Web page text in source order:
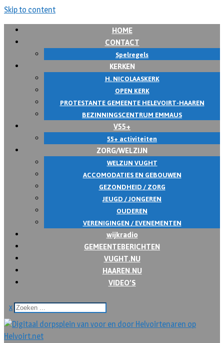
Skip to content
HOME
CONTACT
Spelregels
KERKEN
H. NICOLAASKERK
OPEN KERK
PROTESTANTE GEMEENTE HELEVOIRT-HAAREN
BEZINNINGSCENTRUM EMMAUS
V55+
55+ activiteiten
ZORG/WELZIJN
WELZIJN VUGHT
ACCOMODATIES EN GEBOUWEN
GEZONDHEID / ZORG
JEUGD / JONGEREN
OUDEREN
VERENIGINGEN / EVENEMENTEN
wijkradio
GEMEENTEBERICHTEN
VUGHT.NU
HAAREN.NU
VIDEO’S
x